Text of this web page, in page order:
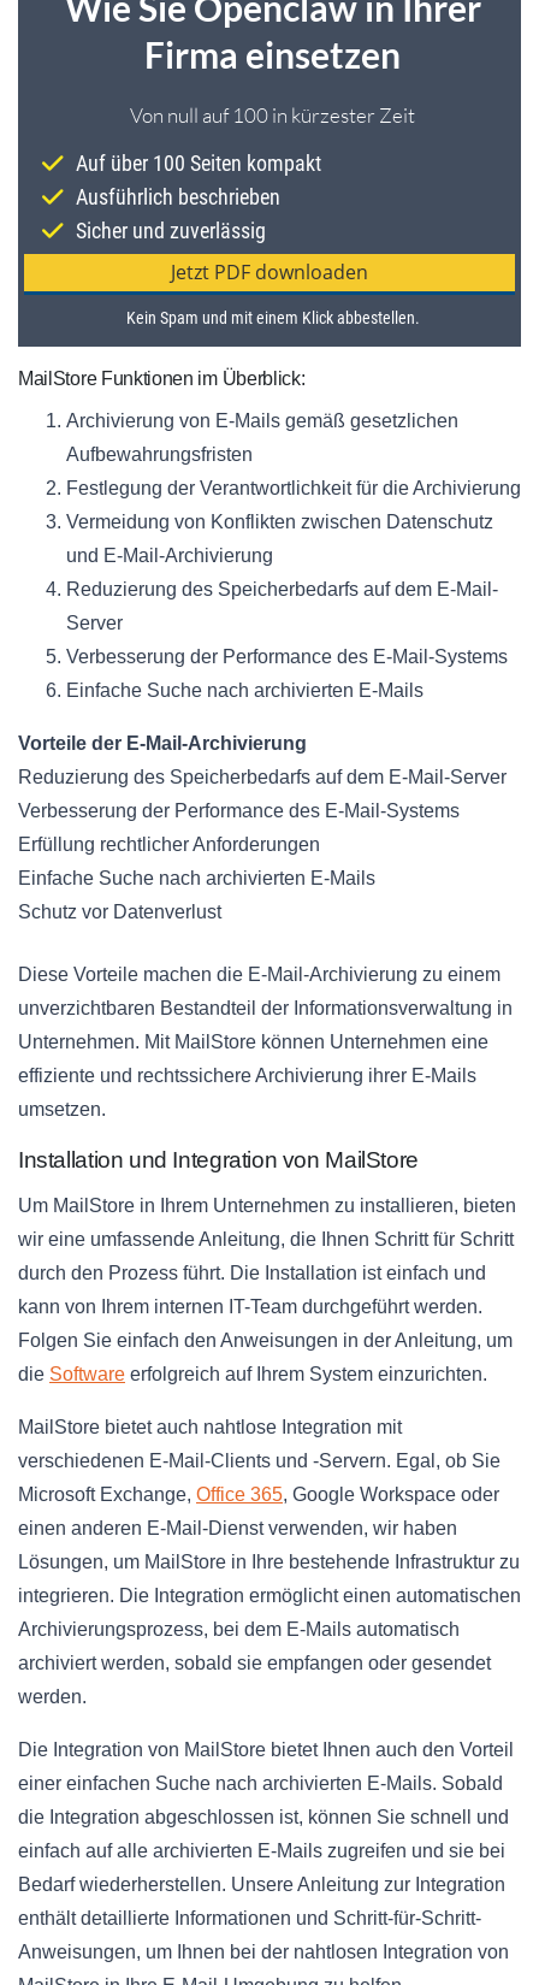
MailStore Funktionen im Überblick:
Archivierung von E-Mails gemäß gesetzlichen
Aufbewahrungsfristen
Festlegung der Verantwortlichkeit für die Archivierung
Vermeidung von Konflikten zwischen Datenschutz
und E-Mail-Archivierung
Reduzierung des Speicherbedarfs auf dem E-Mail-
Server
Verbesserung der Performance des E-Mail-Systems
Einfache Suche nach archivierten E-Mails
Vorteile der E-Mail-Archivierung
Reduzierung des Speicherbedarfs auf dem E-Mail-Server
Verbesserung der Performance des E-Mail-Systems
Erfüllung rechtlicher Anforderungen
Einfache Suche nach archivierten E-Mails
Schutz vor Datenverlust
Diese Vorteile machen die E-Mail-Archivierung zu einem
unverzichtbaren Bestandteil der Informationsverwaltung in
Unternehmen. Mit MailStore können Unternehmen eine
effiziente und rechtssichere Archivierung ihrer E-Mails
umsetzen.
Installation und Integration von MailStore
Um MailStore in Ihrem Unternehmen zu installieren, bieten
wir eine umfassende Anleitung, die Ihnen Schritt für Schritt
durch den Prozess führt. Die Installation ist einfach und
kann von Ihrem internen IT-Team durchgeführt werden.
Folgen Sie einfach den Anweisungen in der Anleitung, um
die Software erfolgreich auf Ihrem System einzurichten.
MailStore bietet auch nahtlose Integration mit
verschiedenen E-Mail-Clients und -Servern. Egal, ob Sie
Microsoft Exchange, Office 365, Google Workspace oder
einen anderen E-Mail-Dienst verwenden, wir haben
Lösungen, um MailStore in Ihre bestehende Infrastruktur zu
integrieren. Die Integration ermöglicht einen automatischen
Archivierungsprozess, bei dem E-Mails automatisch
archiviert werden, sobald sie empfangen oder gesendet
werden.
Die Integration von MailStore bietet Ihnen auch den Vorteil
einer einfachen Suche nach archivierten E-Mails. Sobald
die Integration abgeschlossen ist, können Sie schnell und
einfach auf alle archivierten E-Mails zugreifen und sie bei
Bedarf wiederherstellen. Unsere Anleitung zur Integration
enthält detaillierte Informationen und Schritt-für-Schritt-
Anweisungen, um Ihnen bei der nahtlosen Integration von